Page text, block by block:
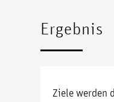
Ergebnis
Ziele werden